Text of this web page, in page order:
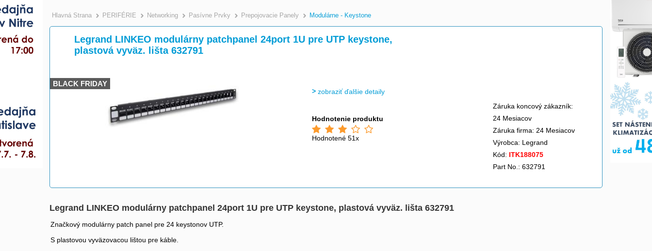
Hlavná Strana >
PERIFÉRIE >
Networking >
Pasívne Prvky >
Prepojovacie Panely >
Modulárne - Keystone
Legrand LINKEO modulárny patchpanel 24port 1U pre UTP keystone,
plastová vyväz. lišta 632791
BLACK FRIDAY
zobraziť ďalšie detaily
Hodnotenie produktu
Hodnotené 51x
Záruka koncový zákazník:
24 Mesiacov
Záruka firma: 24 Mesiacov
Výrobca: Legrand
Kód: ITK188075
Part No.: 632791
Legrand LINKEO modulárny patchpanel 24port 1U pre UTP keystone, plastová vyväz. lišta 632791
Značkový modulárny patch panel pre 24 keystonov UTP.
S plastovou vyväzovacou lištou pre káble.